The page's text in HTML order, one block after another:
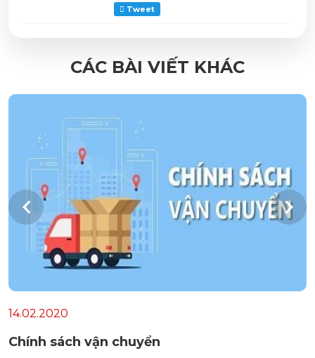
Tweet
CÁC BÀI VIẾT KHÁC
14.02.2020
Chính sách vận chuyển